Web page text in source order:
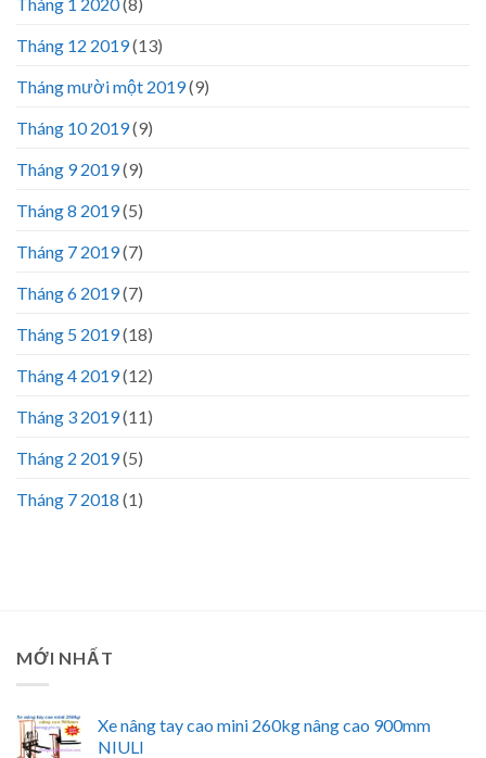
Tháng 12 2019(13)
Tháng mười một 2019(9)
Tháng 10 2019(9)
Tháng 9 2019(9)
Tháng 8 2019(5)
Tháng 7 2019(7)
Tháng 6 2019(7)
Tháng 5 2019(18)
Tháng 4 2019(12)
Tháng 3 2019(11)
Tháng 2 2019(5)
Tháng 7 2018 (1)
MỚI NHẤT
Xe nâng tay cao mini 260kg nâng cao 900mm
NIULI